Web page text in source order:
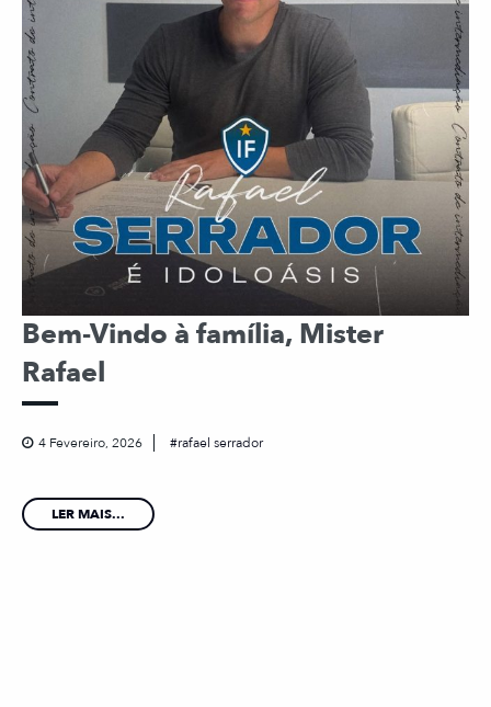
Bem-Vindo à família, Mister
Rafael
4 Fevereiro, 2026 rafael serrador
LER MAIS...